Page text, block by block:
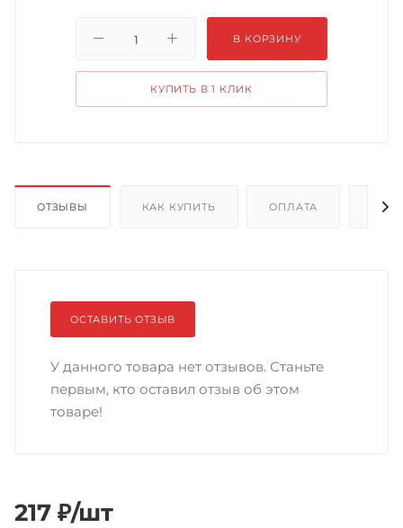
В КОРЗИНУ
КУПИТЬ В 1 КЛИК
ОТЗЫВЫ КАК КУПИТЬ ОПЛАТА
ОСТАВИТЬ ОТЗЫВ
У данного товара нет отзывов. Станьте
первым, кто оставил отзыв об этом
товаре!
217 ₽/шт